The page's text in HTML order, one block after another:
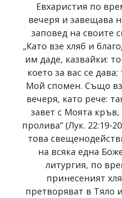
Евхаристия по
вечеря и завещава
заповед на своите
„Като взе хляб и
им даде, казвайки:
което за вас се
Мой спомен. Също
вечеря, като рече:
завет с Моята кръв,
пролива“ (Лук. 22:19-
това
на всяка една
литургия, по
принесеният
претворяват в Тяло